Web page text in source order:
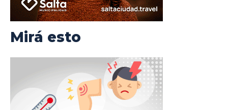
Mirá esto